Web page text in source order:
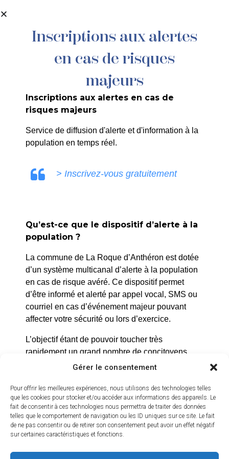
Gérer le consentement
Pour offrir les meilleures expériences, nous utilisons des technologies telles
que les cookies pour stocker et/ou accéder aux informations des appareils. Le
fait de consentir à ces technologies nous permettra de traiter des données
telles que le comportement de navigation ou les ID uniques sur ce site. Le fait
de ne pas consentir ou de retirer son consentement peut avoir un effet négatif
sur certaines caractéristiques et fonctions.
principal
Brigitte Peter
La Roque d’Anthéron
2 avenue de l’Europe Unie,
04 42 95 70 70
Nous contacter
Horaires d'ouverture
Du lundi au jeudi :
de 8h30 à 11h30 et de 14h à 16h
Le vendredi :
Inscriptions aux alertes
en cas de risques
majeurs
Inscriptions aux alertes en cas de
risques majeurs
Service de diffusion d'alerte et d'information à la
population en temps réel.
> Inscrivez-vous gratuitement
Qu’est-ce que le dispositif d’alerte à la
population ?
La commune de La Roque d’Anthéron est dotée
d’un système multicanal d’alerte à la population
en cas de risque avéré. Ce dispositif permet
d’être informé et alerté par appel vocal, SMS ou
courriel en cas d’événement majeur pouvant
affecter votre sécurité ou lors d’exercice.
L’objectif étant de pouvoir toucher très
rapidement un grand nombre de concitoyens
pour qu’ils puissent se mettre à l’abri en cas de
Cet outil, totalement gratuit, permettra
potentiellement de réduire les risques encourus
par la population habitant La Roque d’Anthéron.
une alerte en cas de d’évènement majeur.